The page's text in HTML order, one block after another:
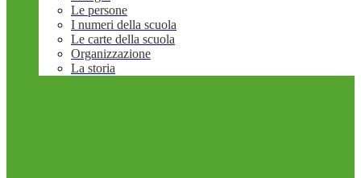
Le persone
I numeri della scuola
Le carte della scuola
Organizzazione
La storia